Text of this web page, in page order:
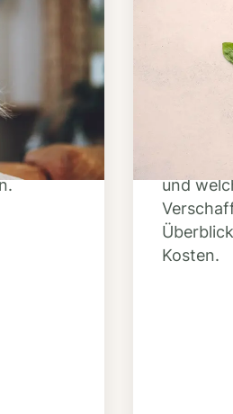
Nutzen
Dienst-
welche
und
Kosten.